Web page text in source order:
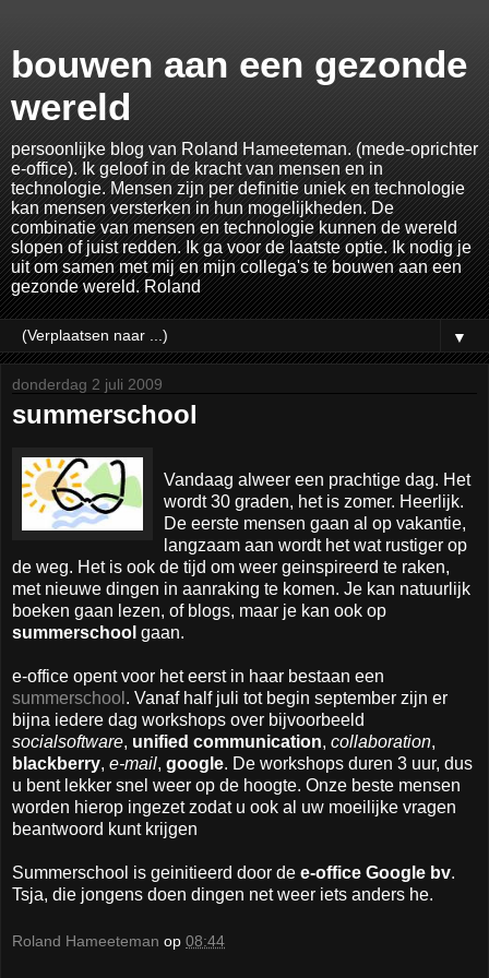
bouwen aan een gezonde
wereld
persoonlijke blog van Roland Hameeteman. (mede-oprichter
e-office). Ik geloof in de kracht van mensen en in
technologie. Mensen zijn per definitie uniek en technologie
kan mensen versterken in hun mogelijkheden. De
combinatie van mensen en technologie kunnen de wereld
slopen of juist redden. Ik ga voor de laatste optie. Ik nodig je
uit om samen met mij en mijn collega's te bouwen aan een
gezonde wereld. Roland
▼
donderdag 2 juli 2009
summerschool
Vandaag alweer een prachtige dag. Het
wordt 30 graden, het is zomer. Heerlijk.
De eerste mensen gaan al op vakantie,
langzaam aan wordt het wat rustiger op
de weg. Het is ook de tijd om weer geinspireerd te raken,
met nieuwe dingen in aanraking te komen. Je kan natuurlijk
boeken gaan lezen, of blogs, maar je kan ook op
summerschool gaan.
e-office opent voor het eerst in haar bestaan een
summerschool . Vanaf half juli tot begin september zijn er
bijna iedere dag workshops over bijvoorbeeld
socialsoftware, unified communication, collaboration,
blackberry, e-mail, google. De workshops duren 3 uur, dus
u bent lekker snel weer op de hoogte. Onze beste mensen
worden hierop ingezet zodat u ook al uw moeilijke vragen
beantwoord kunt krijgen
Summerschool is geinitieerd door de e-office Google bv.
Tsja, die jongens doen dingen net weer iets anders he.
Roland Hameeteman op 08:44